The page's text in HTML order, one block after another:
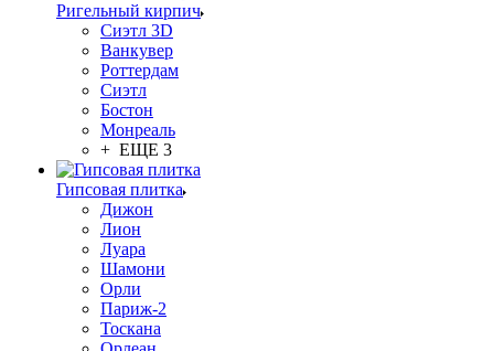
Ригельный кирпич
Сиэтл 3D
Ванкувер
Роттердам
Сиэтл
Бостон
Монреаль
+ ЕЩЕ 3
Гипсовая плитка
Дижон
Лион
Луара
Шамони
Орли
Париж-2
Тоскана